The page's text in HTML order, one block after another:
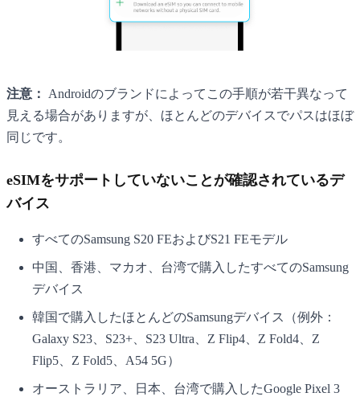
注意：
Androidのブランドによってこの手順が若干異なって
見える場合がありますが、ほとんどのデバイスでパスはほぼ
同じです。
eSIMをサポートしていないことが確認されているデ
バイス
すべてのSamsung S20 FEおよびS21 FEモデル
中国、香港、マカオ、台湾で購入したすべてのSamsung
デバイス
韓国で購入したほとんどのSamsungデバイス（例外：
Galaxy S23、S23+、S23 Ultra、Z Flip4、Z Fold4、Z
Flip5、Z Fold5、A54 5G）
オーストラリア、日本、台湾で購入したGoogle Pixel 3